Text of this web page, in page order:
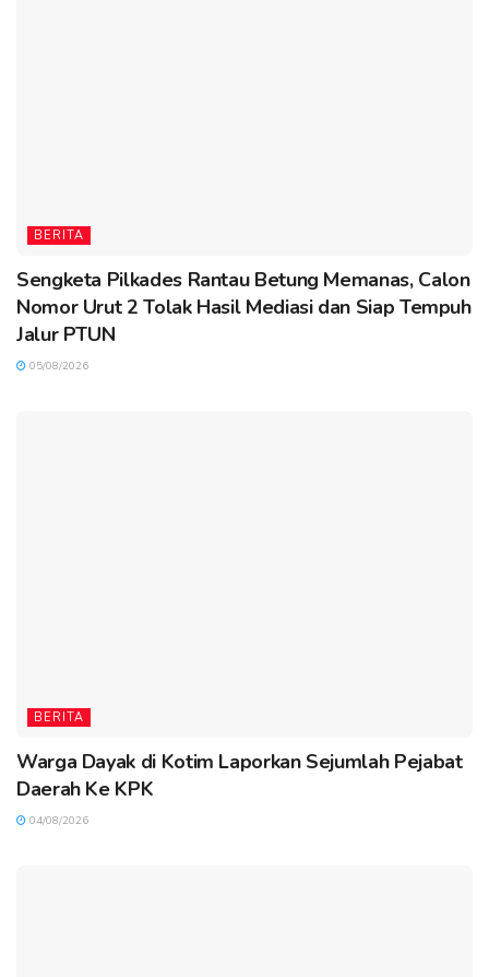
BERITA
Sengketa Pilkades Rantau Betung Memanas, Calon
Nomor Urut 2 Tolak Hasil Mediasi dan Siap Tempuh
Jalur PTUN
05/08/2026
BERITA
Warga Dayak di Kotim Laporkan Sejumlah Pejabat
Daerah Ke KPK
04/08/2026